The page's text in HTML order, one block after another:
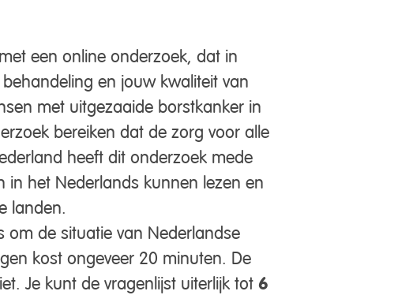
een online onderzoek, dat in
en jouw kwaliteit van
met uitgezaaide borstkanker in
bereiken dat de zorg voor alle
heeft dit onderzoek mede
in het Nederlands kunnen lezen en
landen.
om de situatie van Nederlandse
kost ongeveer 20 minuten. De
Je kunt de vragenlijst uiterlijk tot 6